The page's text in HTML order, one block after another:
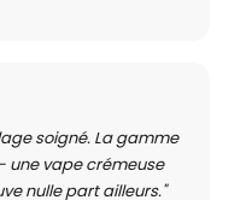
soigné. La gamme
une vape crémeuse
nulle part ailleurs."